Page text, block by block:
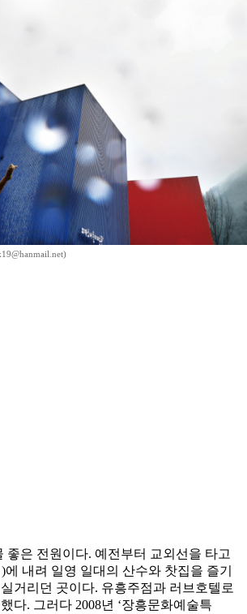
좋은 전원이다. 예전부터 교외선을 타고
내려 일영 일대의 산수와 찻집을 즐기
거리던 곳이다. 유흥주점과 러브호텔로
다. 그러다 2008년 ‘장흥문화예술특